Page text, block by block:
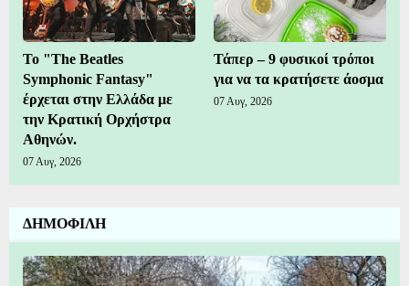
Το "The Beatles
Symphonic Fantasy"
έρχεται στην Ελλάδα με
την Κρατική Ορχήστρα
Αθηνών.
07 Αυγ, 2026
Τάπερ – 9 φυσικοί τρόποι
για να τα κρατήσετε άοσμα
07 Αυγ, 2026
ΔΗΜΟΦΙΛΗ